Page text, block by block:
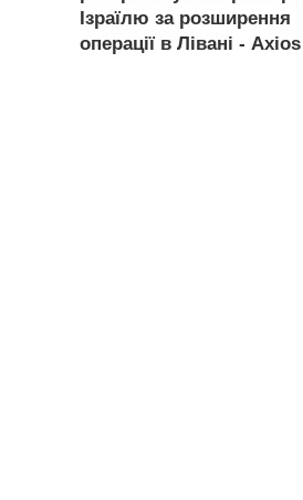
Ізраїлю за розширення
операції в Лівані - Axios